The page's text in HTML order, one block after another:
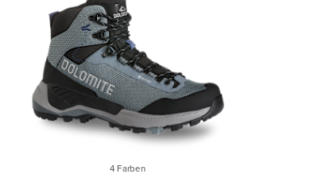
4 Farben